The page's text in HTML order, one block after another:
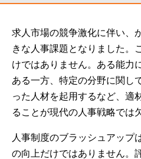
求人市場の競争激化に伴い、
きな人事課題となりました。
けではありません。ある能力
ある一方、特定の分野に関し
った人材を起用するなど、適
ることが現代の人事戦略では
人事制度のブラッシュアップ
の向上だけではありません。